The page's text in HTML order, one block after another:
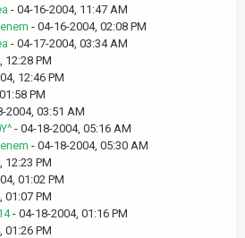
- 04-16-2004, 11:47 AM
- 04-16-2004, 02:08 PM
- 04-17-2004, 03:34 AM
12:28 PM
12:46 PM
PM
2004, 03:51 AM
- 04-18-2004, 05:16 AM
- 04-18-2004, 05:30 AM
12:23 PM
01:02 PM
01:07 PM
- 04-18-2004, 01:16 PM
01:26 PM